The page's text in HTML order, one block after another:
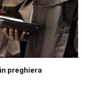
preghiera